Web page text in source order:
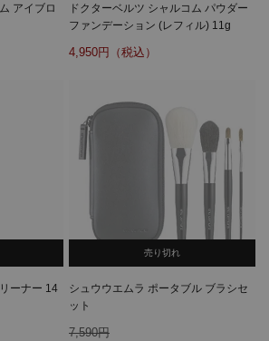
アイブロ
ドクターベルツ シャルコム パウダー
ファンデーション (レフィル) 11g
4,950
ーナー 14
売り切れ
シュウウエムラ ポータブル ブラシセ
ット
7,590